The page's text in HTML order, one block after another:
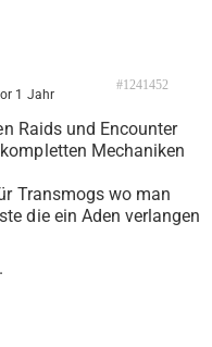
1 Jahr
#1241452
Raids und Encounter
Mechaniken
Transmogs wo man
die ein Aden verlangen